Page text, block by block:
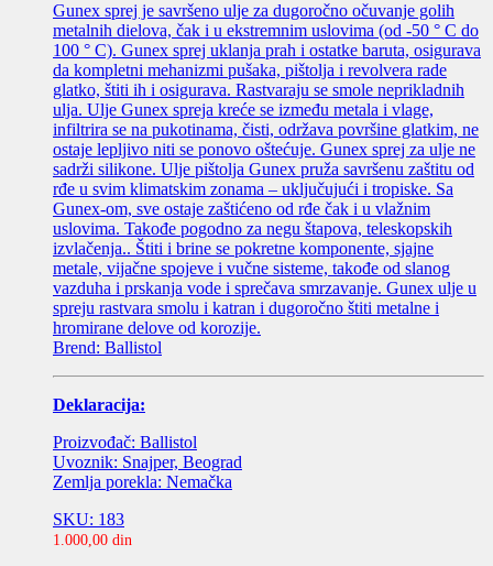
Gunex sprej je savršeno ulje za dugoročno očuvanje golih
metalnih dielova, čak i u ekstremnim uslovima (od -50 ° C do
100 ° C). Gunex sprej uklanja prah i ostatke baruta, osigurava
da kompletni mehanizmi pušaka, pištolja i revolvera rade
glatko, štiti ih i osigurava. Rastvaraju se smole neprikladnih
ulja. Ulje Gunex spreja kreće se između metala i vlage,
infiltrira se na pukotinama, čisti, održava površine glatkim, ne
ostaje lepljivo niti se ponovo oštećuje. Gunex sprej za ulje ne
sadrži silikone. Ulje pištolja Gunex pruža savršenu zaštitu od
rđe u svim klimatskim zonama – uključujući i tropiske. Sa
Gunex-om, sve ostaje zaštićeno od rđe čak i u vlažnim
uslovima. Takođe pogodno za negu štapova, teleskopskih
izvlačenja.. Štiti i brine se pokretne komponente, sjajne
metale, vijačne spojeve i vučne sisteme, takođe od slanog
vazduha i prskanja vode i sprečava smrzavanje. Gunex ulje u
spreju rastvara smolu i katran i dugoročno štiti metalne i
hromirane delove od korozije.
Brend: Ballistol
Deklaracija:
Proizvođač: Ballistol
Uvoznik: Snajper, Beograd
Zemlja porekla: Nemačka
SKU: 183
1.000,00 din